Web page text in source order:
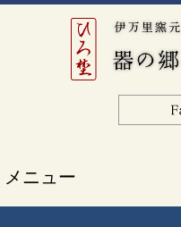
メニュー